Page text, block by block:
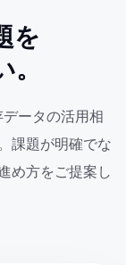
を
ータの活用相
課題が明確でな
め方をご提案し